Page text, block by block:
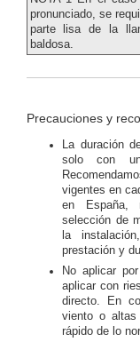
pronunciado, se
parte lisa de la
baldosa.
Precauciones y
La duración
solo con
vigentes en
en España,
selección de
la
prestación y
No aplicar
aplicar con
directo. En
viento o altas
rápido de lo